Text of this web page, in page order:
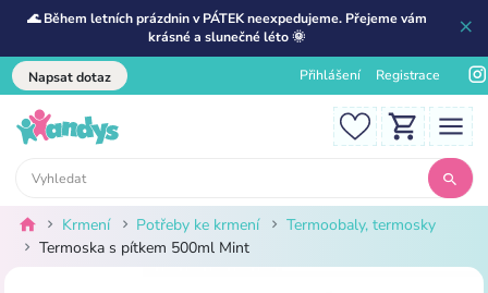
🌊 Během letních prázdnin v PÁTEK neexpedujeme. Přejeme vám
krásné a slunečné léto 🌞
Napsat dotaz Přihlášení Registrace
Krmení Potřeby ke krmení
Termoobaly, termosky
Termoska s pítkem 500ml Mint